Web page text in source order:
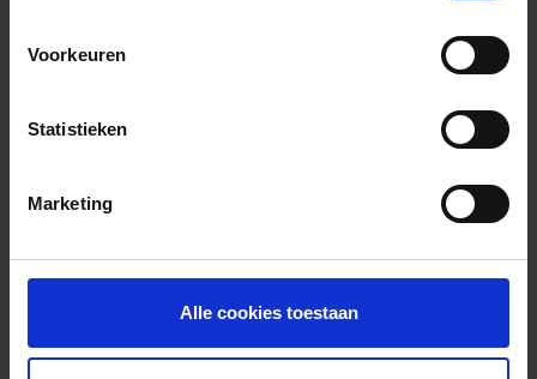
Voorkeuren
Statistieken
Marketing
Alle cookies toestaan